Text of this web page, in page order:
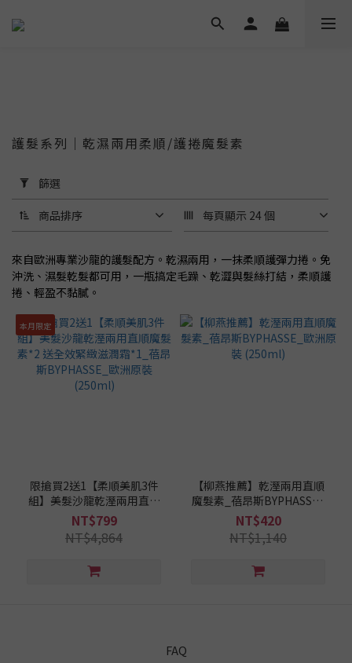
用
篩
選
(0/20)
價格
(NT$)
~
(2)
護髮系列｜乾濕兩用柔順/護捲魔髮素
篩選
商品排序 每頁顯示 24 個
來自歐洲專業沙龍的護髮配方。乾濕兩用，一抹柔順護彈力捲。免
沖洗、濕髮乾髮都可用，一瓶搞定毛躁、乾澀與髮絲打結，柔順護
捲、輕盈不黏膩。
本月限定
限搶買2送1【柔順美肌3件
組】美髮沙龍乾溼兩用直順
魔髮素*2 送全效緊緻滋潤霜
*1_蓓昂斯BYPHASSE_歐洲
原裝 (250ml)
NT$799
NT$4,864
【柳燕推薦】乾溼兩用直順
魔髮素_蓓昂斯BYPHASSE_
歐洲原裝 (250ml)
NT$420
NT$1,140
FAQ